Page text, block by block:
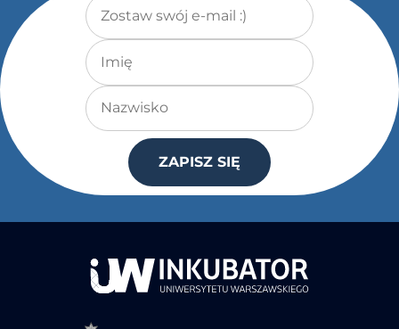
Imię
Nazwisko
ZAPISZ SIĘ